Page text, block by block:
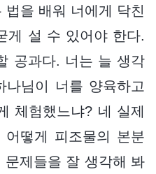
법을 배워 너에게 닥친
게 설 수 있어야 한다.
공과다. 너는 늘 생각
님이 너를 양육하고
체험했느냐? 네 실제
떻게 피조물의 본분
제들을 잘 생각해 봐